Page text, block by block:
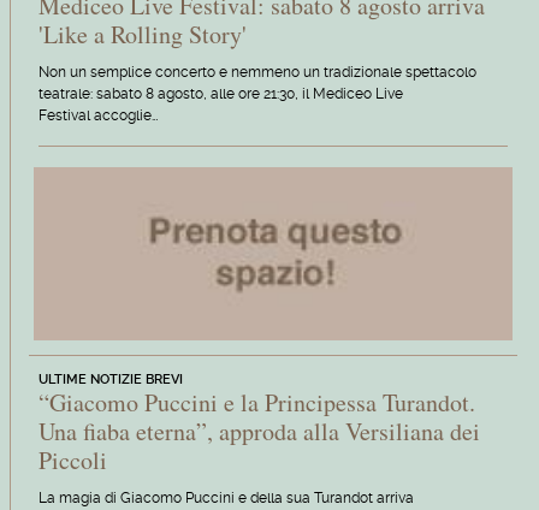
'Like a Rolling Story'
Non un semplice concerto e nemmeno un tradizionale spettacolo
teatrale: sabato 8 agosto, alle ore 21:30, il Mediceo Live
Festival accoglie…
ULTIME NOTIZIE BREVI
“Giacomo Puccini e la Principessa Turandot.
Una fiaba eterna”, approda alla Versiliana dei
Piccoli
La magia di Giacomo Puccini e della sua Turandot arriva